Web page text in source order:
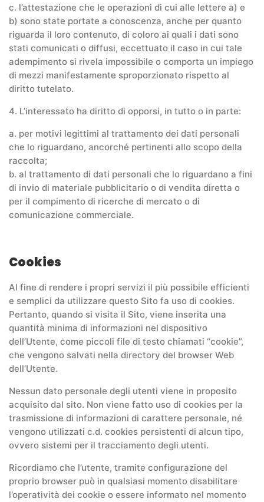
c. l’attestazione che le operazioni di cui alle lettere a) e
b) sono state portate a conoscenza, anche per quanto
riguarda il loro contenuto, di coloro ai quali i dati sono
stati comunicati o diffusi, eccettuato il caso in cui tale
adempimento si rivela impossibile o comporta un impiego
di mezzi manifestamente sproporzionato rispetto al
diritto tutelato.
4. L’interessato ha diritto di opporsi, in tutto o in parte:
a. per motivi legittimi al trattamento dei dati personali
che lo riguardano, ancorché pertinenti allo scopo della
raccolta;
b. al trattamento di dati personali che lo riguardano a fini
di invio di materiale pubblicitario o di vendita diretta o
per il compimento di ricerche di mercato o di
comunicazione commerciale.
Cookies
Al fine di rendere i propri servizi il più possibile efficienti
e semplici da utilizzare questo Sito fa uso di cookies.
Pertanto, quando si visita il Sito, viene inserita una
quantità minima di informazioni nel dispositivo
dell’Utente, come piccoli file di testo chiamati “cookie”,
che vengono salvati nella directory del browser Web
dell’Utente.
Nessun dato personale degli utenti viene in proposito
acquisito dal sito. Non viene fatto uso di cookies per la
trasmissione di informazioni di carattere personale, né
vengono utilizzati c.d. cookies persistenti di alcun tipo,
ovvero sistemi per il tracciamento degli utenti.
Ricordiamo che l’utente, tramite configurazione del
proprio browser può in qualsiasi momento disabilitare
l’operatività dei cookie o essere informato nel momento